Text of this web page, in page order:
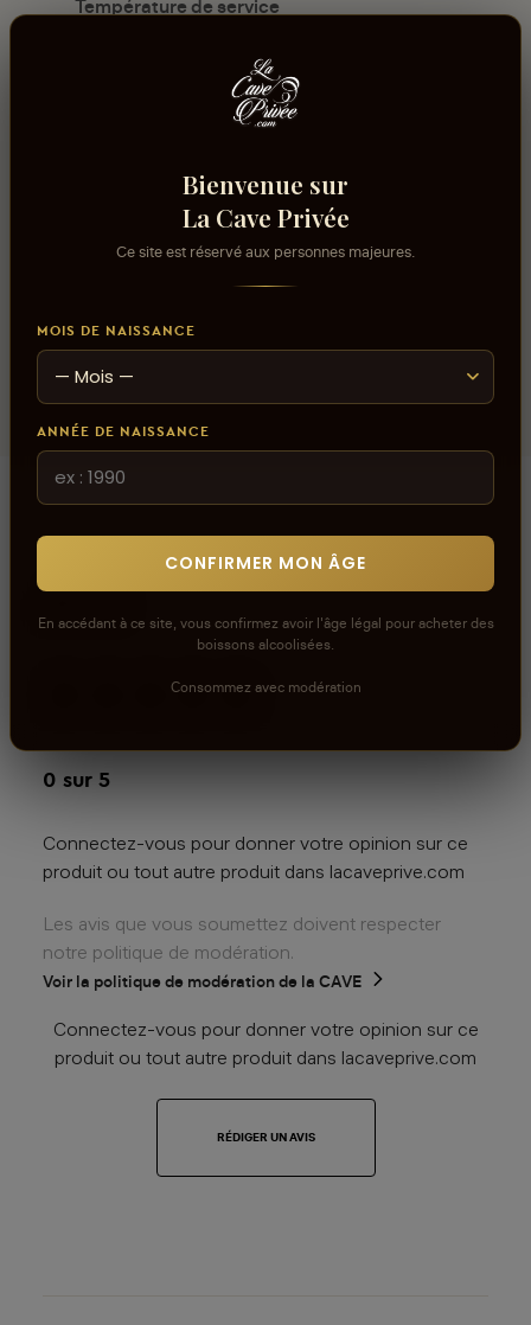
Température de service
Volume alcool
Domaine
Domaine Kientzler
Avis
0 sur 5
Connectez-vous pour donner votre opinion sur ce
produit ou tout autre produit dans lacaveprive.com
Les avis que vous soumettez doivent respecter
notre politique de modération.
Voir la politique de modération de la CAVE
Connectez-vous pour donner votre opinion sur ce
produit ou tout autre produit dans lacaveprive.com
RÉDIGER UN AVIS
Bienvenue sur
La Cave Privée
Ce site est réservé aux personnes majeures.
MOIS DE NAISSANCE
ANNÉE DE NAISSANCE
CONFIRMER MON ÂGE
En accédant à ce site, vous confirmez avoir l'âge légal pour acheter des
boissons alcoolisées.
Consommez avec modération